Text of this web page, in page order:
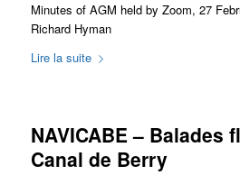
Minutes of AGM held by Zoom, 27
Richard Hyman
Lire la suite
NAVICABE – Balades
Canal de Berry